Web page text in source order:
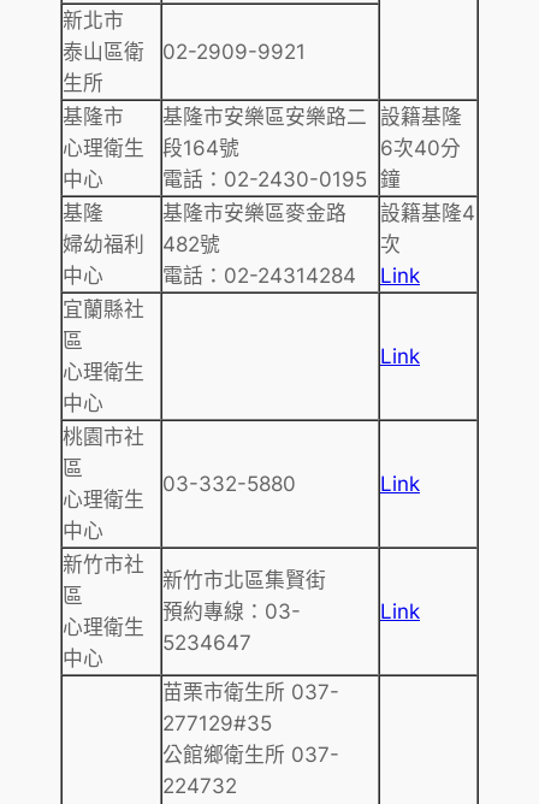
新北市
泰山區衛
生所
02-2909-9921
基隆市
心理衛生
中心
基隆市安樂區安樂路二
段164號
電話：02-2430-0195
設籍基隆
6次40分
鐘
基隆
婦幼福利
中心
基隆市安樂區麥金路
482號
電話：02-24314284
設籍基隆4
次
Link
宜蘭縣社
區
心理衛生
中心
Link
桃園市社
區
心理衛生
中心
03-332-5880 Link
新竹市社
區
心理衛生
中心
新竹市北區集賢街
預約專線：03-
5234647
Link
苗栗市衛生所 037-
277129#35
公館鄉衛生所 037-
224732